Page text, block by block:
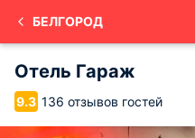
БЕЛГОРОД
Отель Гараж
9.3 136 отзывов гостей